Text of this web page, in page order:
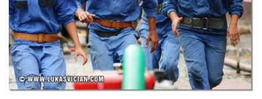
AKO SA STAŤ ČLENOM
FOTOALBUM
SPONZORI